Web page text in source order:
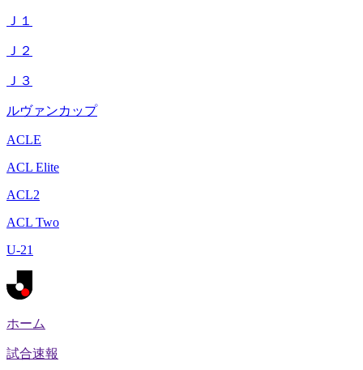
Ｊ１
Ｊ２
Ｊ３
ルヴァンカップ
ACLE
ACL Elite
ACL2
ACL Two
U-21
ホーム
試合速報